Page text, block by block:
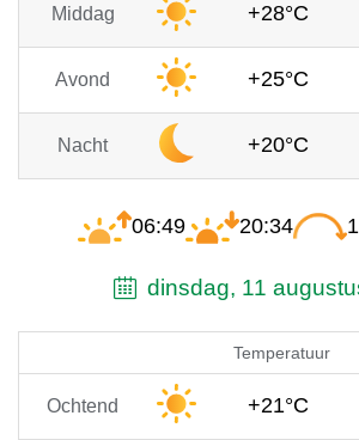
Middag +28°C
Avond +25°C
Nacht +20°C
06:49 20:34
dinsdag, 11
Temperatuur
Ochtend +21°C